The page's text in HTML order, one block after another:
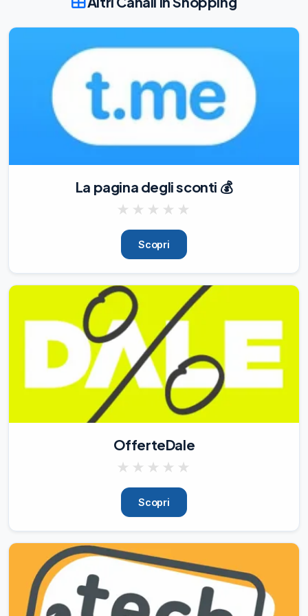
Se hai un contatto che potrebbe essere
condividila! Continua a scoprire nuove
710
👋
Hai esperienza nel ruolo di Meccanico?
Abbiamo un’offerta di lavoro per te!
Stiamo cercando Meccanici Addetti alla
Riparazione di Mezzi Pesanti a Castello
candidarti, segui questo link:
https://rcf.adecco.com/redirect?
————————————————
Se hai un contatto che potrebbe essere
interessato a questa opportunità,
condividila! Co
18/05/26
👋
Hai maturato esperienza nel settore delle
cure estetiche? Abbiamo un’offerta di
lavoro per te!
Stiamo cercando un’estetista per uno
centro estetico di Bologna, zona San
Per maggiori informazioni e per
https://rcf.adecco.com/redirect?
————————————————
Se hai un contatto che potrebbe essere
interessato a questa opportunità,
condividila! Continua
👋
Hai maturato esperienza come
Contabile? Abbiamo un’offerta di lavoro
per te!
La pagina degli sconti 💰
★ ★ ★ ★ ★
Scopri
OfferteDale
★ ★ ★ ★ ★
Scopri